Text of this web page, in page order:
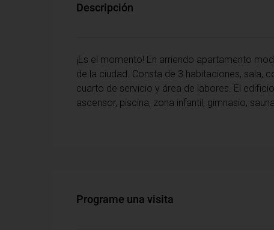
Descripción
¡Es el momento! En arriendo apartamento
de la ciudad. Consta de 3 habitaciones, sala,
cuarto de servicio y área de labores. El
ascensor, piscina, zona infantil, gimnasio,
Programe una visita